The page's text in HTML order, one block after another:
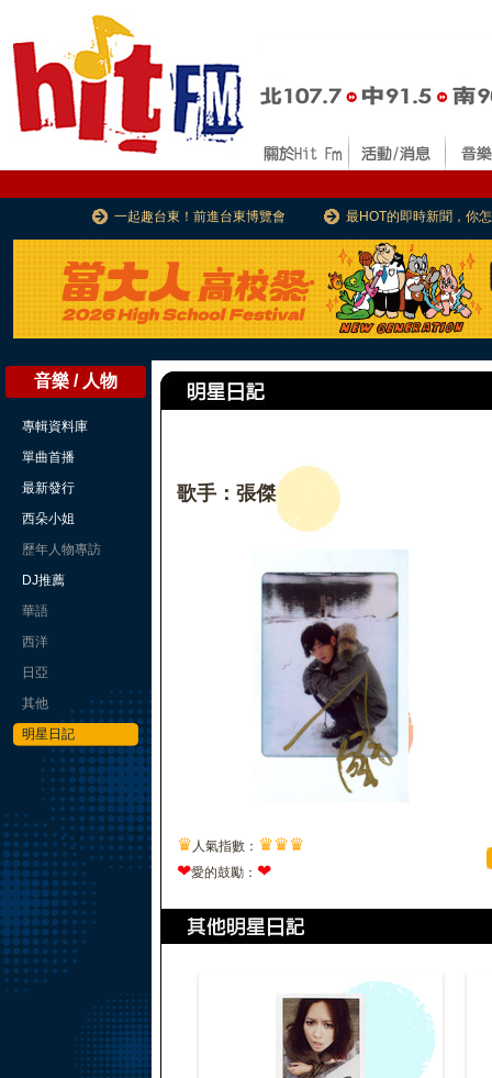
一起趣台東！前進台東博覽會 最HOT的即時新聞，你
音樂 / 人物
專輯資料庫
單曲首播
最新發行
西朵小姐
歷年人物專訪
DJ推薦
華語
西洋
日亞
其他
明星日記
歌手：張傑
♛ 人氣指數： ♛♛♛
❤愛的鼓勵： ❤